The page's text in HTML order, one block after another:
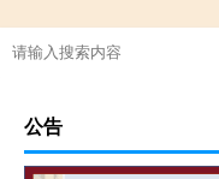
公告